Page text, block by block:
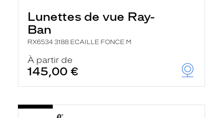
Lunettes de vue Ray-
Ban
RX6534 3188 ECAILLE FONCE M
À partir de
145,00 €